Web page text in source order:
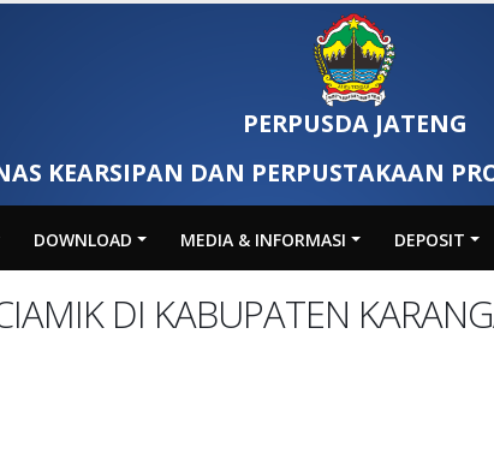
PERPUSDA JATENG
KEARSIPAN DAN PERPUSTAKAAN
DOWNLOAD MEDIA & INFORMASI DEPOSIT
DI KABUPATEN